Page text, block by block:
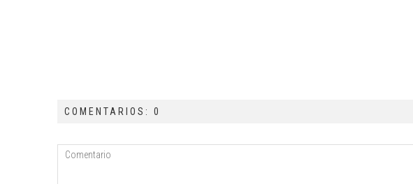
COMENTARIOS: 0